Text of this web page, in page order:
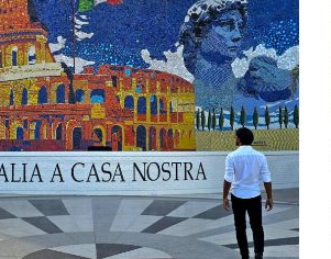
PAISAJES Y NATURALEZA